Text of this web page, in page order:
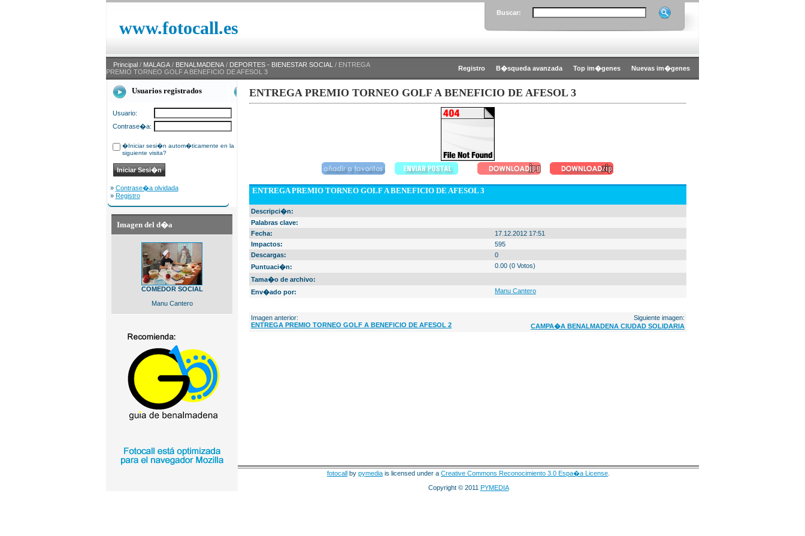
www.fotocall.es
Buscar:
Principal / MALAGA / BENALMADENA / DEPORTES - BIENESTAR SOCIAL / ENTREGA
PREMIO TORNEO GOLF A BENEFICIO DE AFESOL 3
Registro B�squeda avanzada Top im�genes Nuevas im�genes
Usuarios registrados
Usuario:
Contrase�a:
�Iniciar sesi�n autom�ticamente en la
siguiente visita?
» Contrase�a olvidada
» Registro
Imagen del d�a
COMEDOR SOCIAL
Manu Cantero
ENTREGA PREMIO TORNEO GOLF A BENEFICIO DE AFESOL 3
ENTREGA PREMIO TORNEO GOLF A BENEFICIO DE AFESOL 3
Descripci�n:
Palabras clave:
Fecha:
17.12.2012 17:51
Impactos:
595
Descargas:
0
Puntuaci�n:
0.00 (0 Votos)
Tama�o de archivo:
Env�ado por:
Manu Cantero
Imagen anterior:
ENTREGA PREMIO TORNEO GOLF A BENEFICIO DE AFESOL 2
Siguiente imagen:
CAMPA�A BENALMADENA CIUDAD SOLIDARIA
fotocall by pymedia is licensed under a Creative Commons Reconocimiento 3.0 Espa�a License
Copyright © 2011 PYMEDIA